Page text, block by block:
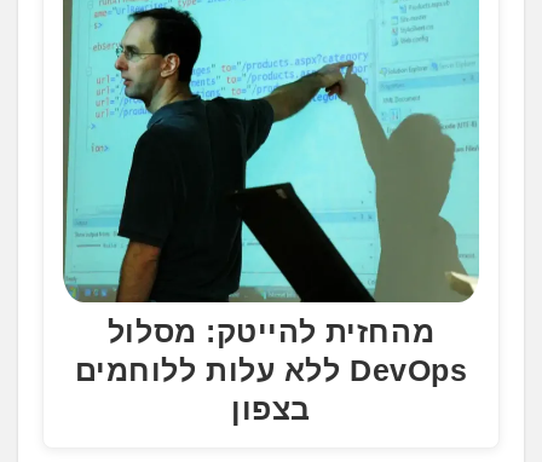
מהחזית להייטק: מסלול
DevOps ללא עלות ללוחמים
בצפון